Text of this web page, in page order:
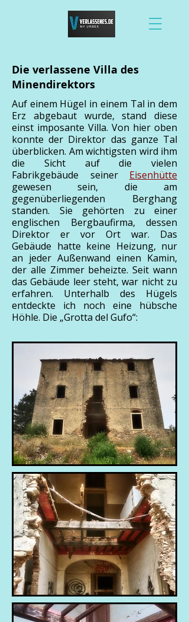
Die verlassene Villa des
Minendirektors
Auf einem Hügel in einem Tal in dem
Erz abgebaut wurde, stand diese
einst imposante Villa. Von hier oben
konnte der Direktor das ganze Tal
überblicken. Am wichtigsten wird ihm
die Sicht auf die vielen
Fabrikgebäude seiner Eisenhütte
gewesen sein, die am
gegenüberliegenden Berghang
standen. Sie gehörten zu einer
englischen Bergbaufirma, dessen
Direktor er vor Ort war. Das
Gebäude hatte keine Heizung, nur
an jeder Außenwand einen Kamin,
der alle Zimmer beheizte. Seit wann
das Gebäude leer steht, war nicht zu
erfahren. Unterhalb des Hügels
entdeckte ich noch eine hübsche
Höhle. Die „Grotta del Gufo“: